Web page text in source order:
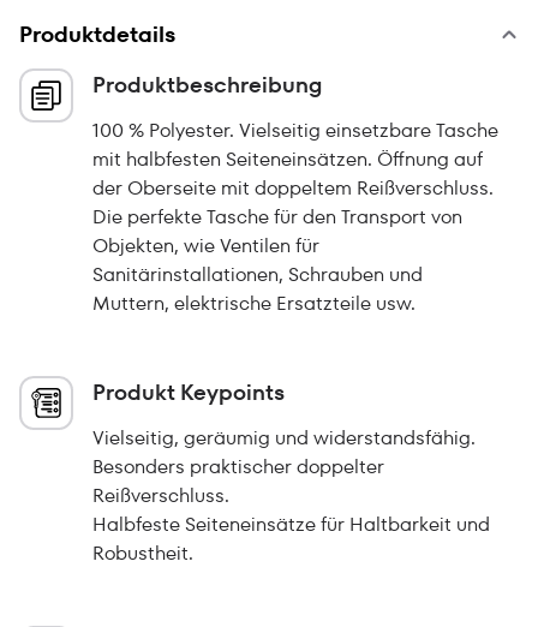
Produktdetails
Produktbeschreibung
100 % Polyester. Vielseitig einsetzbare Tasche
mit halbfesten Seiteneinsätzen. Öffnung auf
der Oberseite mit doppeltem Reißverschluss.
Die perfekte Tasche für den Transport von
Objekten, wie Ventilen für
Sanitärinstallationen, Schrauben und
Muttern, elektrische Ersatzteile usw.
Produkt Keypoints
Vielseitig, geräumig und widerstandsfähig.
Besonders praktischer doppelter
Reißverschluss.
Halbfeste Seiteneinsätze für Haltbarkeit und
Robustheit.